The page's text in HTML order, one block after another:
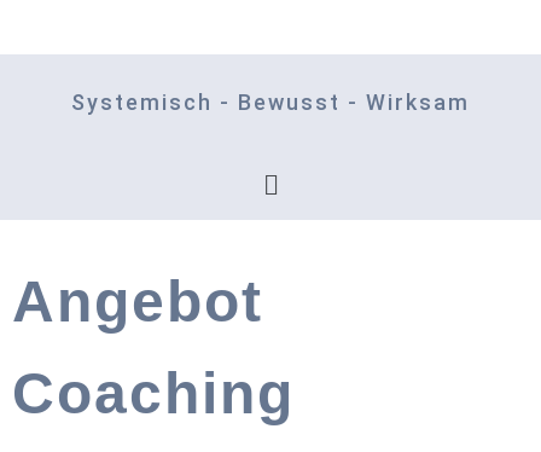
Systemisch - Bewusst - Wirksam
Angebot
Coaching